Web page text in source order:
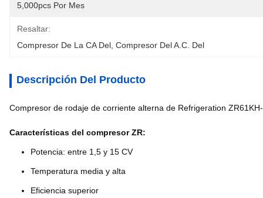
5,000pcs Por Mes
Resaltar:
Compresor De La CA Del Compresor Del A.C. Del
Descripción Del Producto
Compresor de rodaje de corriente alterna de Refrigeration
Características del compresor ZR:
Potencia: entre 1,5 y 15 CV
Temperatura media y alta
Eficiencia superior